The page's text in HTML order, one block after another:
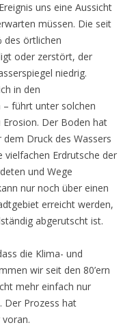
uns eine Aussicht
müssen. Die seit
des örtlichen
oder zerstört, der
niedrig.
in den
führt unter solchen
Der Boden hat
Druck des Wassers
vielfachen Erdrutsche der
und Wege
nur noch über einen
erreicht werden,
abgerutscht ist.
die Klima- und
wir seit den 80’ern
mehr einfach nur
Der Prozess hat